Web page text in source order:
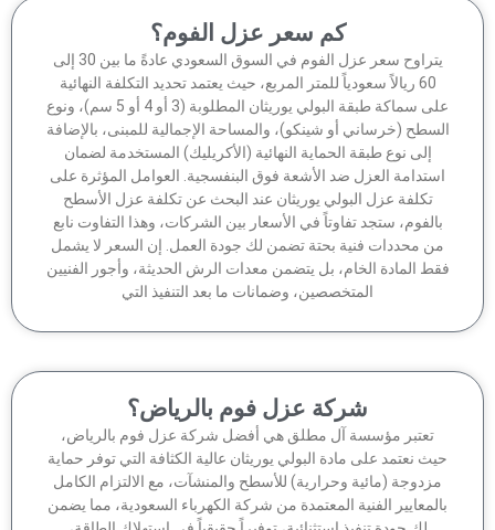
كم سعر عزل الفوم؟
يتراوح سعر عزل الفوم في السوق السعودي عادةً ما بين 30 إلى
60 ريالاً سعودياً للمتر المربع، حيث يعتمد تحديد التكلفة النهائية
على سماكة طبقة البولي يوريثان المطلوبة (3 أو 4 أو 5 سم)، ونوع
(خرساني أو شينكو)، والمساحة الإجمالية للمبنى، بالإضافة
إلى نوع طبقة الحماية النهائية (الأكريليك) المستخدمة لضمان
العزل ضد الأشعة فوق البنفسجية. العوامل المؤثرة على
تكلفة عزل البولي يوريثان عند البحث عن تكلفة عزل الأسطح
ستجد تفاوتاً في الأسعار بين الشركات، وهذا التفاوت نابع
محددات فنية بحتة تضمن لك جودة العمل. إن السعر لا يشمل
المادة الخام، بل يتضمن معدات الرش الحديثة، وأجور الفنيين
المتخصصين، وضمانات ما بعد التنفيذ التي
شركة عزل فوم بالرياض؟
تعتبر مؤسسة آل مطلق هي أفضل شركة عزل فوم بالرياض،
نعتمد على مادة البولي يوريثان عالية الكثافة التي توفر حماية
(مائية وحرارية) للأسطح والمنشآت، مع الالتزام الكامل
الفنية المعتمدة من شركة الكهرباء السعودية، مما يضمن